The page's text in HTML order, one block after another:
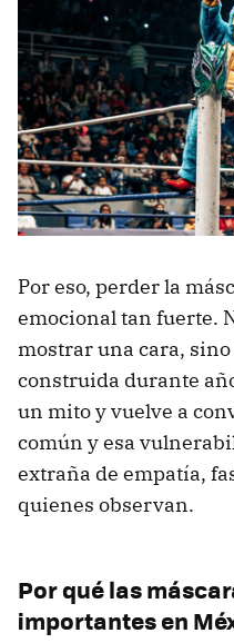
Por eso, perder la
emocional tan fuerte.
mostrar una cara,
construida durante
un mito y vuelve a
común y esa
extraña de empatía,
quienes observan.
Por qué las
importantes en